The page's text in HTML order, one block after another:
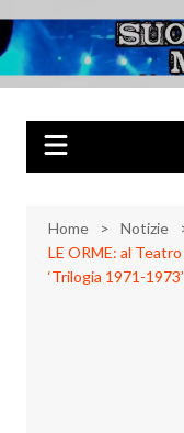
al
contenuto
Musica Rock, Metal, Punk
Home
Notizie
LE ORME: al
‘Trilogia 1971-1973’